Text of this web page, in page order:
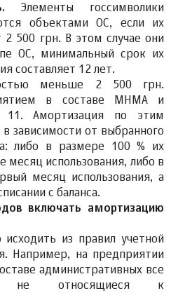
Элементы госсимволики
объектами ОС, если их
500 грн. В этом случае они
ОС, минимальный срок их
составляет 12 лет.
меньше 2 500 грн.
в составе МНМА и
11. Амортизация по этим
зависимости от выбранного
либо в размере 100 % их
месяц использования, либо в
месяц использования, а
с баланса.
включать амортизацию
из правил учетной
Например, на предприятии
административных все
не относящиеся к